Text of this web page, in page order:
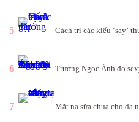
5 Cách trị các kiểu ‘say’
6 Trương Ngọc Ánh đọ
7 Mặt nạ sữa chua cho da